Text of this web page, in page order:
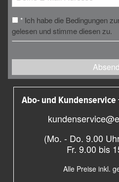
* Ich habe die Bedingungen
gelesen und stimme diesen zu.
Abo- und
(Mo. - Do. 9.00
Fr. 9.00 bis
Alle Preise inkl.